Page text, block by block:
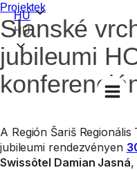
HU
HU
Projektek
Slanské
jubileumi
A Región Šariš
jubileumi rendezvényen
Swissôtel Damian Jasná,